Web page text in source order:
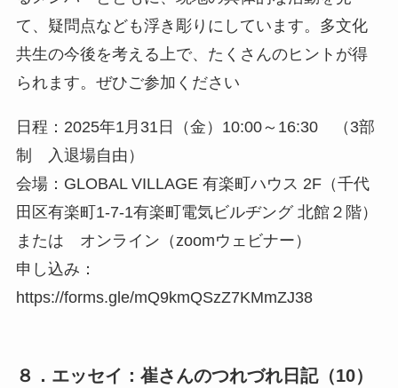
て、疑問点なども浮き彫りにしています。多文化
共生の今後を考える上で、たくさんのヒントが得
られます。ぜひご参加ください
日程：2025年1月31日（金）10:00～16:30 （3部
制 入退場自由）
会場：GLOBAL VILLAGE 有楽町ハウス 2F（千代
田区有楽町1-7-1有楽町電気ビルヂング 北館２階）
または オンライン（zoomウェビナー）
申し込み：
https://forms.gle/mQ9kmQSzZ7KMmZJ38
８．エッセイ：崔さんのつれづれ日記（10）